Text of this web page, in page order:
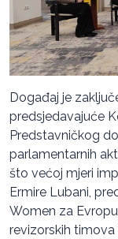
Događaj je
predsjedavajuće
Predstavničkog
parlamentarnih
što većoj mjeri
Ermire Lubani,
Women za
revizorskih